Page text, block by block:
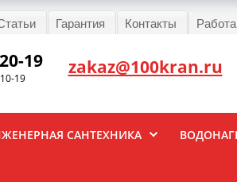
Гарантия Контакты
19
19 zakaz@100kran.ru
САНТЕХНИКА